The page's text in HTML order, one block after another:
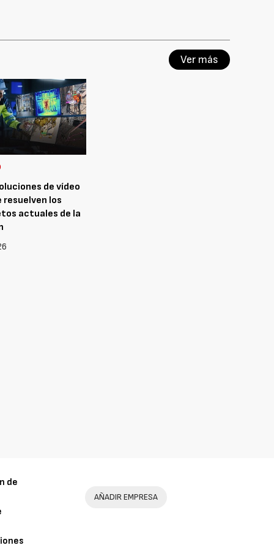
Ver más
de vídeo
los
actuales de la
de
AÑADIR EMPRESA